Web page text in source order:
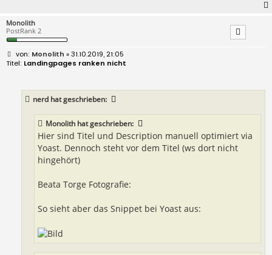
Monolith
PostRank 2
B
e
Monolith » 31.10.2019, 21:05
Landingpages ranken nicht
nerd hat geschrieben:
Monolith hat geschrieben:
Hier sind Titel und Description manuell optimiert via
Yoast. Dennoch steht vor dem Titel (ws dort nicht
hingehört)
Beata Torge Fotografie:
So sieht aber das Snippet bei Yoast aus: